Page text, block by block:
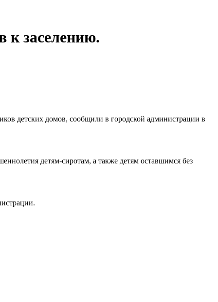
к заселению.
детских домов, сообщили в городской администрации в
детям-сиротам, а также детям оставшимся без